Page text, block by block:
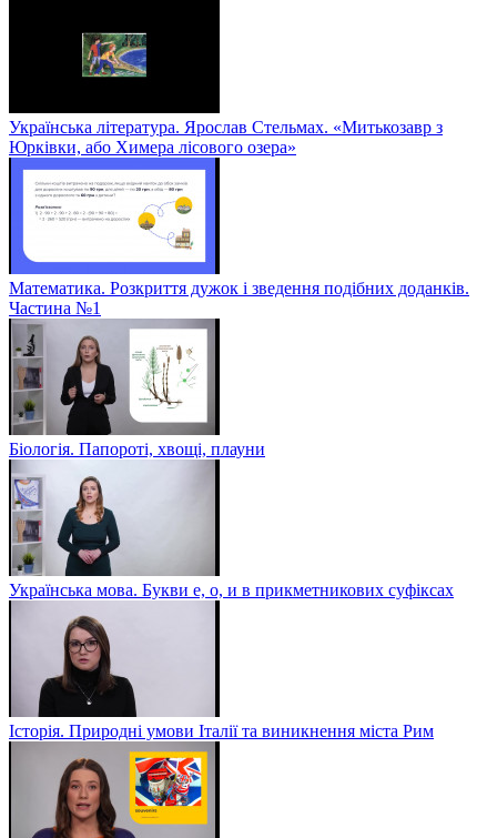
Українська література. Ярослав Стельмах. «Митькозавр з
Юрківки, або Химера лісового озера»
Математика. Розкриття дужок і зведення подібних доданків.
Частина №1
Біологія. Папороті, хвощі, плауни
Українська мова. Букви е, о, и в прикметникових суфіксах
Історія. Природні умови Італії та виникнення міста Рим